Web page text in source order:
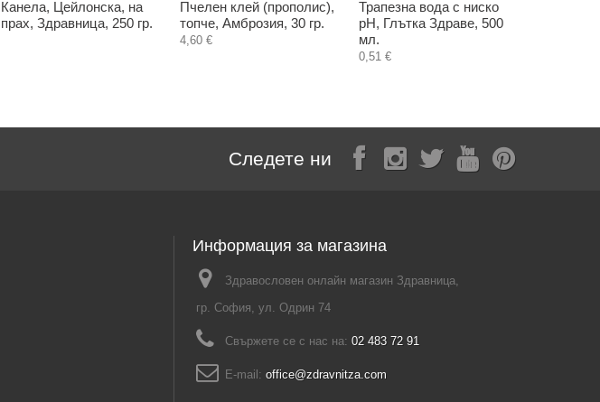
Канела, Цейлонска, на
прах, Здравница, 250 гр.
Пчелен клей (прополис),
топче, Амброзия, 30 гр.
4,60 €
Трапезна вода с ниско
pH, Глътка Здраве, 500
мл.
0,51 €
Следете ни
Информация за магазина
Здравословен онлайн магазин Здравница,
гр. София, ул. Одрин 74
Свържете се с нас на: 02 483 72 91
E-mail: office@zdravnitza.com